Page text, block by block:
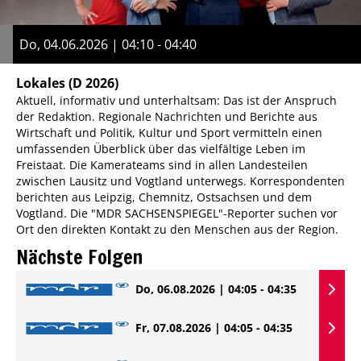
Do, 04.06.2026 | 04:10 - 04:40
Lokales(D 2026)
Aktuell, informativ und unterhaltsam: Das ist der Anspruch
der Redaktion. Regionale Nachrichten und Berichte aus
Wirtschaft und Politik, Kultur und Sport vermitteln einen
umfassenden Überblick über das vielfältige Leben im
Freistaat. Die Kamerateams sind in allen Landesteilen
zwischen Lausitz und Vogtland unterwegs. Korrespondenten
berichten aus Leipzig, Chemnitz, Ostsachsen und dem
Vogtland. Die "MDR SACHSENSPIEGEL"-Reporter suchen vor
Ort den direkten Kontakt zu den Menschen aus der Region.
Nächste Folgen
Do, 06.08.2026 | 04:05 - 04:35
Fr, 07.08.2026 | 04:05 - 04:35